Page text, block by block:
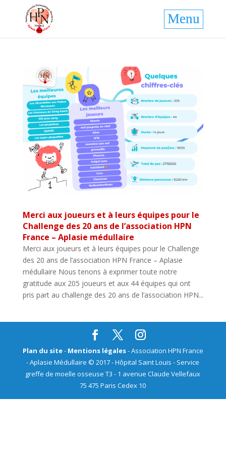
Merci aux joueurs et à leurs équipes pour le
Challenge des 20 ans de l’association HPN
France – Aplasie médullaire
Merci aux joueurs et à leurs équipes pour le Challenge
des 20 ans de l’association HPN France – Aplasie
médullaire Nous tenons à exprimer toute notre
gratitude aux 205 joueurs et aux 44 équipes qui ont
pris part au challenge des 20 ans de l’association HPN...
Plan du site- Mentions légales- Association HPN France
- Aplasie Médullaire © 2017 - Hôpital Saint Louis - Service
greffe de moelle osseuse T3 - 1 avenue Claude Vellefaux
75 475 Paris Cedex 10